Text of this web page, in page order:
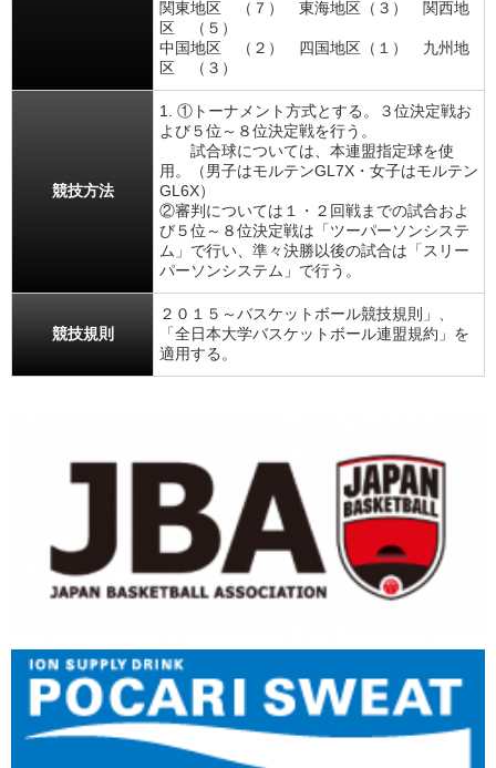
関東地区 （７） 東海地区（３） 関西地
区 （５）
中国地区 （２） 四国地区（１） 九州地
区 （３）
競技方法
1. ①トーナメント方式とする。３位決定戦お
よび５位～８位決定戦を行う。
試合球については、本連盟指定球を使
用。（男子はモルテンGL7X・女子はモルテン
GL6X）
②審判については１・２回戦までの試合およ
び５位～８位決定戦は「ツーパーソンシステ
ム」で行い、準々決勝以後の試合は「スリー
パーソンシステム」で行う。
競技規則
２０１５～バスケットボール競技規則」、
「全日本大学バスケットボール連盟規約」を
適用する。